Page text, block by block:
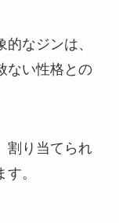
なジンは、
ない性格との
割り当てられ
。